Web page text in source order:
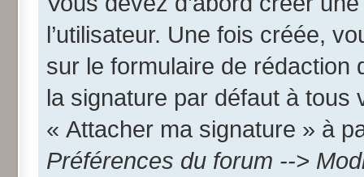
l’utilisateur. Une fois créée,
sur le formulaire de rédaction
la signature par défaut à tous
« Attacher ma signature » à
Préférences du forum -->